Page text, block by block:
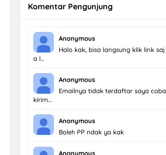
Komentar Pengunjung
Anonymous
Halo kak, bisa langsung klik link saj
a l…
Anonymous
Emailnya tidak terdaftar saya coba
kirim…
Anonymous
Boleh PP ndak ya kak
Anonymous